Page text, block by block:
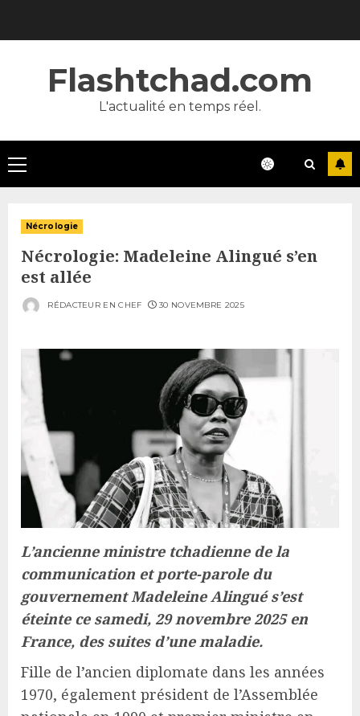
Flashtchad.com
L'actualité en temps réel.
Primary
Menu
Nécrologie
Nécrologie: Madeleine Alingué s’en
est allée
RÉDACTEUR EN CHEF 30 NOVEMBRE 2025
L’ancienne ministre tchadienne de la
communication et porte-parole du
gouvernement Madeleine Alingué s’est
éteinte ce samedi, 29 novembre 2025 en
France, des suites d’une maladie.
Fille de l’ancien diplomate dans les années
1970, également président de l’Assemblée